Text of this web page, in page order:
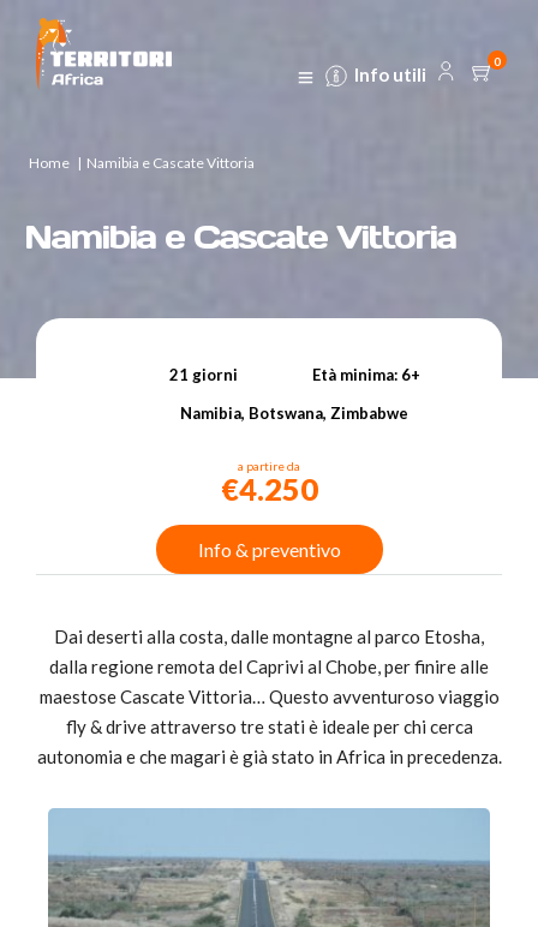
Info utili
0
Home | Namibia e Cascate Vittoria
Namibia e Cascate Vittoria
21 giorni
Età minima: 6+
Namibia, Botswana, Zimbabwe
a partire da
€4.250
Info & preventivo
Dai deserti alla costa, dalle montagne al parco Etosha,
dalla regione remota del Caprivi al Chobe, per finire alle
maestose Cascate Vittoria… Questo avventuroso viaggio
fly & drive attraverso tre stati è ideale per chi cerca
autonomia e che magari è già stato in Africa in precedenza.